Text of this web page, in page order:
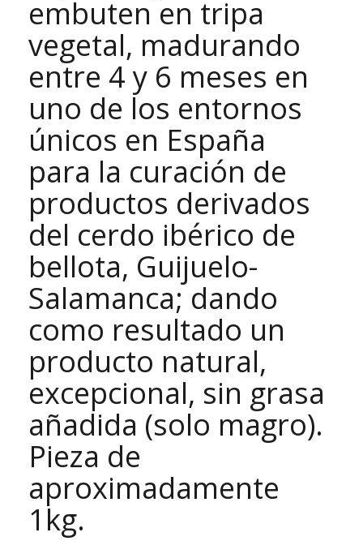
embuten en tripa
vegetal, madurando
entre 4 y 6 meses en
uno de los entornos
únicos en España
para la curación de
productos derivados
del cerdo ibérico de
bellota, Guijuelo-
Salamanca; dando
como resultado un
producto natural,
excepcional, sin grasa
añadida (solo magro).
Pieza de
aproximadamente
1kg.